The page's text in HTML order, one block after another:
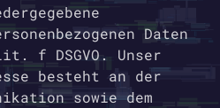
Daten
f DSGVO. Unser
besteht an der
sowie dem